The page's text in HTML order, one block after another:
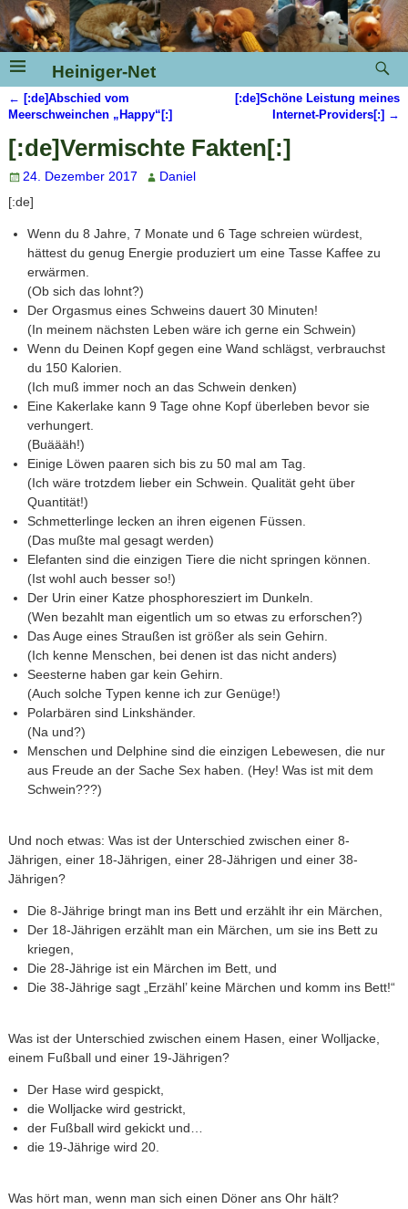
Heiniger-Net
Artikelnavigation
← [:de]Abschied vom
Meerschweinchen „Happy“[:]
[:de]Schöne Leistung meines
Internet-Providers[:] →
[:de]Vermischte Fakten[:]
24. Dezember 2017
Daniel
[:de]
Wenn du 8 Jahre, 7 Monate und 6 Tage schreien würdest,
hättest du genug Energie produziert um eine Tasse Kaffee zu
erwärmen.
(Ob sich das lohnt?)
Der Orgasmus eines Schweins dauert 30 Minuten!
(In meinem nächsten Leben wäre ich gerne ein Schwein)
Wenn du Deinen Kopf gegen eine Wand schlägst, verbrauchst
du 150 Kalorien.
(Ich muß immer noch an das Schwein denken)
Eine Kakerlake kann 9 Tage ohne Kopf überleben bevor sie
verhungert.
(Buäääh!)
Einige Löwen paaren sich bis zu 50 mal am Tag.
(Ich wäre trotzdem lieber ein Schwein. Qualität geht über
Quantität!)
Schmetterlinge lecken an ihren eigenen Füssen.
(Das mußte mal gesagt werden)
Elefanten sind die einzigen Tiere die nicht springen können.
(Ist wohl auch besser so!)
Der Urin einer Katze phosphoresziert im Dunkeln.
(Wen bezahlt man eigentlich um so etwas zu erforschen?)
Das Auge eines Straußen ist größer als sein Gehirn.
(Ich kenne Menschen, bei denen ist das nicht anders)
Seesterne haben gar kein Gehirn.
(Auch solche Typen kenne ich zur Genüge!)
Polarbären sind Linkshänder.
(Na und?)
Menschen und Delphine sind die einzigen Lebewesen, die nur
aus Freude an der Sache Sex haben. (Hey! Was ist mit dem
Schwein???)
Und noch etwas: Was ist der Unterschied zwischen einer 8-
Jährigen, einer 18-Jährigen, einer 28-Jährigen und einer 38-
Jährigen?
Die 8-Jährige bringt man ins Bett und erzählt ihr ein Märchen,
Der 18-Jährigen erzählt man ein Märchen, um sie ins Bett zu
kriegen,
Die 28-Jährige ist ein Märchen im Bett, und
Die 38-Jährige sagt „Erzähl’ keine Märchen und komm ins Bett!“
Was ist der Unterschied zwischen einem Hasen, einer Wolljacke,
einem Fußball und einer 19-Jährigen?
Der Hase wird gespickt,
die Wolljacke wird gestrickt,
der Fußball wird gekickt und…
die 19-Jährige wird 20.
Was hört man, wenn man sich einen Döner ans Ohr hält?